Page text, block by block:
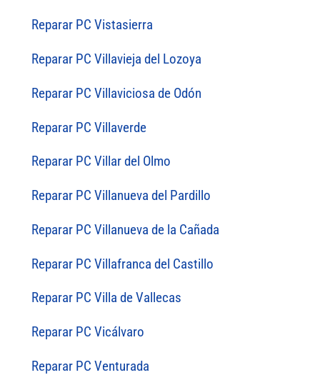
Reparar PC Vistasierra
Reparar PC Villavieja del Lozoya
Reparar PC Villaviciosa de Odón
Reparar PC Villaverde
Reparar PC Villar del Olmo
Reparar PC Villanueva del Pardillo
Reparar PC Villanueva de la Cañada
Reparar PC Villafranca del Castillo
Reparar PC Villa de Vallecas
Reparar PC Vicálvaro
Reparar PC Venturada